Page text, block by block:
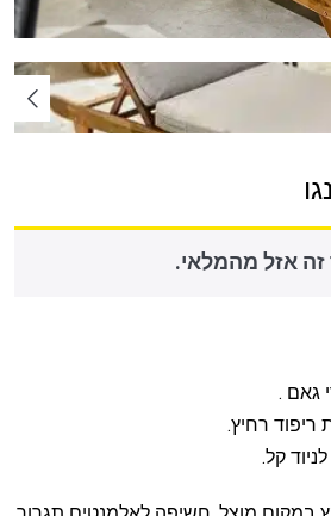
זה אזל מהמלאי.
גאם .
ריפוד רחיץ.
קל.